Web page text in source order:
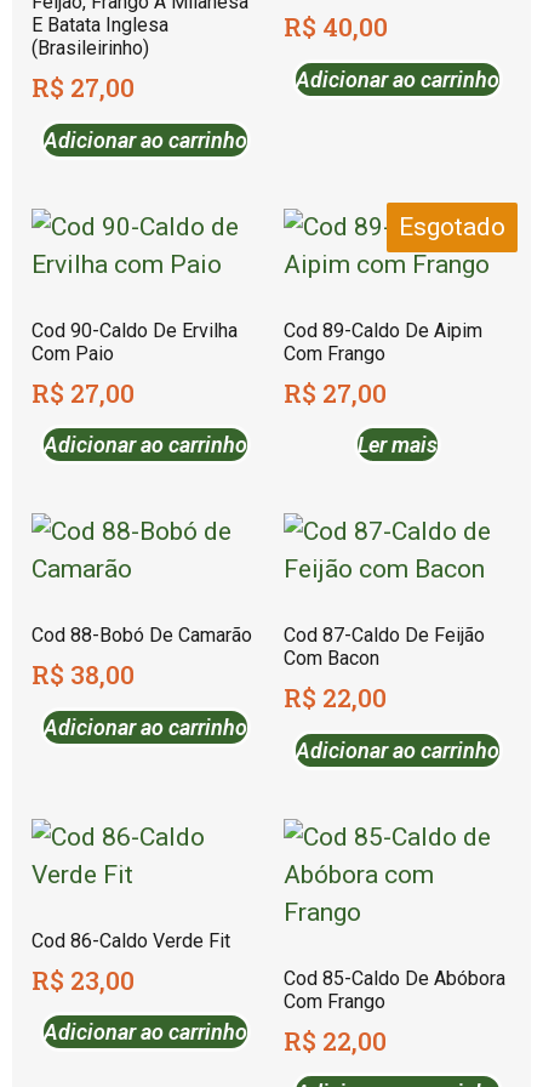
E Batata Inglesa
(Brasileirinho)
R$ 27,00
Adicionar ao carrinho
R$ 40,00
Adicionar ao carrinho
Cod 90-Caldo De Ervilha
Com Paio
R$ 27,00
Adicionar ao carrinho
Esgotado
Cod 89-Caldo De Aipim
Com Frango
R$ 27,00
Ler mais
Cod 88-Bobó De Camarão
R$ 38,00
Adicionar ao carrinho
Cod 87-Caldo De Feijão
Com Bacon
R$ 22,00
Adicionar ao carrinho
Cod 86-Caldo Verde Fit
R$ 23,00
Adicionar ao carrinho
Cod 85-Caldo De Abóbora
Com Frango
R$ 22,00